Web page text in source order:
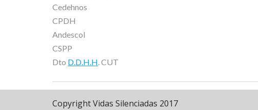
Cedehnos
CPDH
Andescol
CSPP
Dto D.D.H.H. CUT
Copyright Vidas Silenciadas 2017